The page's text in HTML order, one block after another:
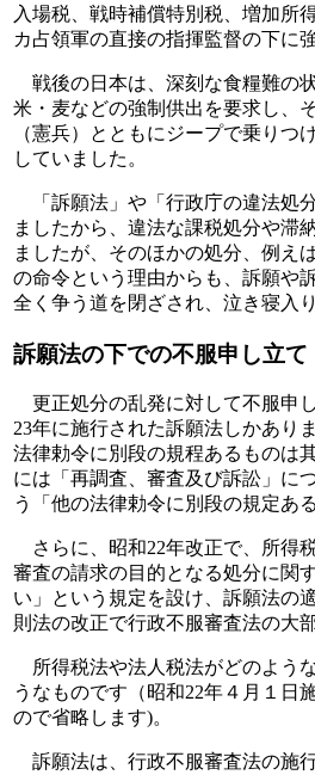
入場税、戦時補償特別税、増加所
カ占領軍の直接の指揮監督の下に
戦後の日本は、深刻な食糧難の
米・麦などの強制供出を要求し、
（憲兵）とともにジープで乗り
していました。
「訴願法」や「行政庁の違法処
ましたから、違法な課税処分や滞
ましたが、そのほかの処分、例え
の命令という理由からも、訴願や
全く争う道を閉ざされ、泣き寝入
訴願法の下での不服申し立て
更正処分の乱発に対して不服申
23年に施行された訴願法しかあり
法律勅令に別段の規程あるものは
には「再調査、審査及び訴訟」に
う「他の法律勅令に別段の規定あ
さらに、昭和22年改正で、所得
審査の請求の目的となる処分に関
い」という規定を設け、訴願法の
則法の改正で行政不服審査法の大
所得税法や法人税法がどのよう
うなものです（昭和22年４月１日
ので省略します)。
訴願法は、行政不服審査法の施